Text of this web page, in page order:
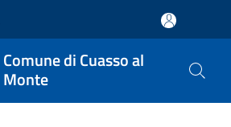
Comune di Cuasso al
Monte